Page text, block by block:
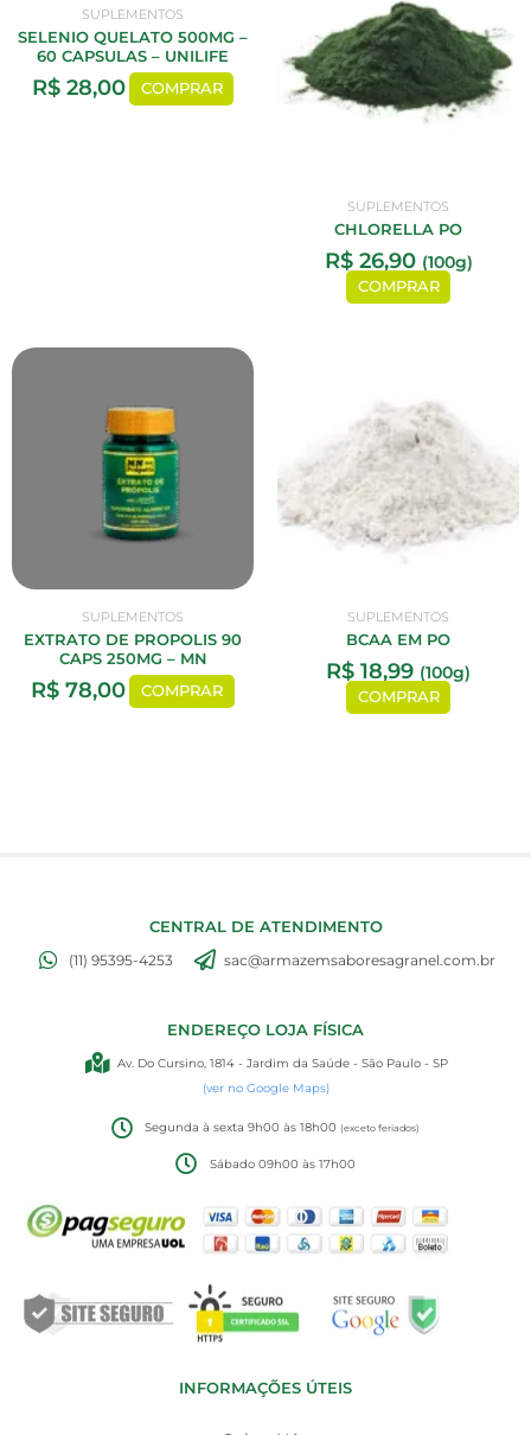
SUPLEMENTOS
SELENIO QUELATO 500MG –
60 CAPSULAS – UNILIFE
R$28,00 COMPRAR
SUPLEMENTOS
CHLORELLA PO
R$26,90 (100g)
COMPRAR
SUPLEMENTOS
EXTRATO DE PROPOLIS 90
CAPS 250MG – MN
R$ 78,00 COMPRAR
SUPLEMENTOS
BCAA EM PO
R$ 18,99 (100g)
COMPRAR
CENTRAL DE ATENDIMENTO
(11) 95395-4253 sac@armazemsaboresagranel.com.br
ENDEREÇO LOJA FÍSICA
Av. Do Cursino, 1814 - Jardim da Saúde - São Paulo - SP
(ver no Google Maps)
Segunda à sexta 9h00 às 18h00(exceto feriados)
Sábado 09h00 às 17h00
INFORMAÇÕES ÚTEIS